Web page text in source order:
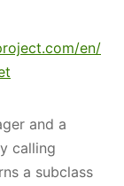
en/
and a
calling
a subclass